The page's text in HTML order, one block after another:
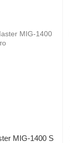
MIG-1400 S